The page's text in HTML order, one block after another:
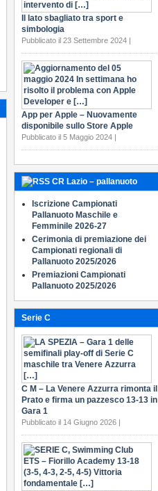
Il lato sbagliato tra sport e
simbologia
Pubblicato il 23 Settembre 2024 |
App per Apple – Nuovamente
disponibile sullo Store Apple
Pubblicato il 5 Maggio 2024 |
CR Lazio – pallanuoto
Iscrizione Campionati
Pallanuoto Maschile e
Femminile 2026-27
Cerimonia di premiazione dei
Campionati regionali di
Pallanuoto 2025/2026
Premiazioni Campionati
Pallanuoto 2025/2026
Serie C
C M – La Venere Azzurra rimonta il
Prato e firma un pazzesco 13-13 in
Gara 1
Pubblicato il 14 Giugno 2026 |